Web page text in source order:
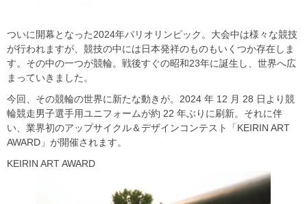
ついに開幕となった2024年パリオリンピック。大会中は様々な競技
が行われますが、競技の中には日本発祥のものもいくつか存在しま
す。その中の一つが競輪。戦後すぐの昭和23年に誕生し、世界へ広
まっていきました。
今回、その競輪の世界に新たな動きが。2024 年 12 月 28 日より競
輪競走男子選手用ユニフォームが約 22 年ぶりに刷新。それに伴
い、業界初のアップサイクル＆デザインコンテスト「KEIRIN ART
AWARD」が開催されます。
KEIRIN ART AWARD